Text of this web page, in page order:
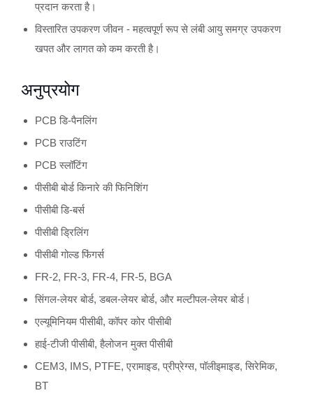
प्रदान करता है।
विस्तारित उपकरण जीवन - महत्वपूर्ण रूप से लंबी आयु समग्र उपकरण
खपत और लागत को कम करती है।
अनुप्रयोग
PCB डि-पैनलिंग
PCB राउटिंग
PCB स्लॉटिंग
पीसीबी बोर्ड किनारे की फिनिशिंग
पीसीबी डि-बर्स
पीसीबी ड्रिलिंग
पीसीबी गोल्ड फिंगर्स
FR-2, FR-3, FR-4, FR-5, BGA
सिंगल-लेयर बोर्ड, डबल-लेयर बोर्ड, और मल्टीपल-लेयर बोर्ड।
एल्यूमिनियम पीसीबी, कॉपर कोर पीसीबी
हाई-टीजी पीसीबी, हैलोजन मुक्त पीसीबी
CEM3, IMS, PTFE, एरामाइड, प्रीप्रेग्स, पॉलीइमाइड, सिरेमिक,
BT